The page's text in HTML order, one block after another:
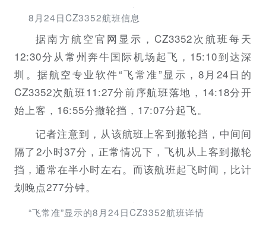
8月24日CZ3352航班信息
据南方航空官网显示，CZ3352次航班每天
12:30分从常州奔牛国际机场起飞，15:10到达深
圳。据航空专业软件“飞常准”显示，8月24日的
CZ3352次航班11:27分前序航班落地，14:18分开
始上客，16:55分撤轮挡，17:07分起飞。
记者注意到，从该航班上客到撤轮挡，中间间
隔了2小时37分，正常情况下，飞机从上客到撤轮
挡，通常在半小时左右。而该航班起飞时间，比计
划晚点277分钟。
“飞常准”显示的8月24日CZ3352航班详情